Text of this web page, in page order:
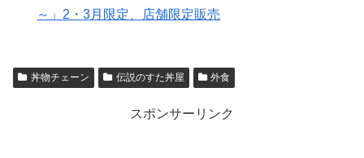
～」2・3月限定、店舗限定販売
丼物チェーン 伝説のすた丼屋 外食
スポンサーリンク